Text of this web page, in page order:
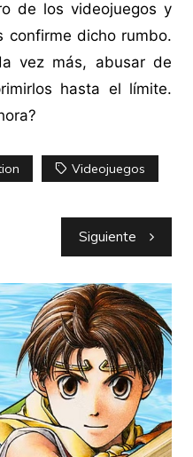
de los videojuegos y
confirme dicho rumbo.
vez más, abusar de
hasta el límite.
Videojuegos
Siguiente